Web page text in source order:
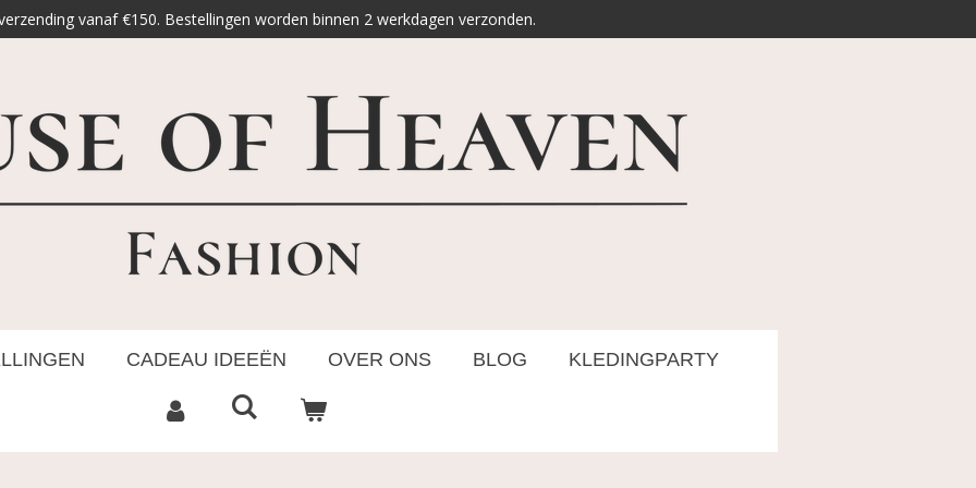
vanaf €150. Bestellingen worden binnen 2 werkdagen verzonden.
CADEAU IDEEËN OVER ONS BLOG KLEDINGPARTY